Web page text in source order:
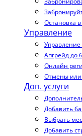
Остановка
Управление
Апгрейд до
Онлайн
Отмены или
Доп. услуги
Добавить
Выбрать
Добавить